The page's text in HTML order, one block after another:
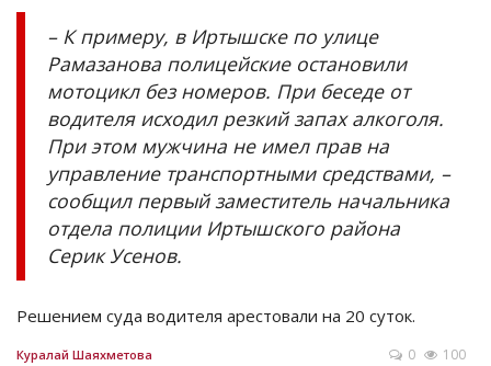
– К примеру, в Иртышске по улице
Рамазанова полицейские остановили
мотоцикл без номеров. При беседе от
водителя исходил резкий запах алкоголя.
При этом мужчина не имел прав на
управление транспортными средствами, –
сообщил первый заместитель начальника
отдела полиции Иртышского района
Серик Усенов.
Решением суда водителя арестовали на 20 суток.
Куралай Шаяхметова 0 100